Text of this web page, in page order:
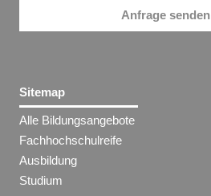
Anfrage senden
Sitemap
Alle Bildungsangebote
Fachhochschulreife
Ausbildung
Studium